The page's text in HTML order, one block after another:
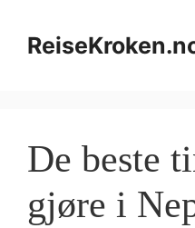
innhold
De beste
gjøre i